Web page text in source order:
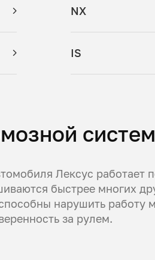
NX
IS
Лексус работает
быстрее многих
нарушить работу
за рулем.